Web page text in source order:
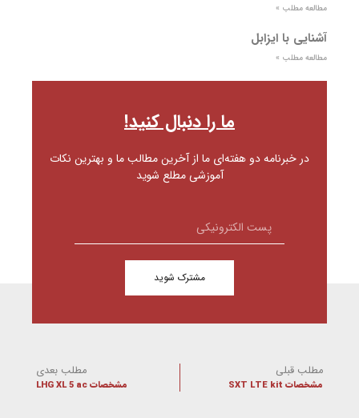
مطالعه مطلب »
آشنایی با ایزابل
مطالعه مطلب »
ما را دنبال کنید!
در خبرنامه دو هفته‌ای ما از آخرین مطالب ما و بهترین نکات
آموزشی مطلع شوید
مشترک شوید
مطلب قبلی
مشخصات SXT LTE kit
مطلب بعدی
مشخصات LHG XL 5 ac